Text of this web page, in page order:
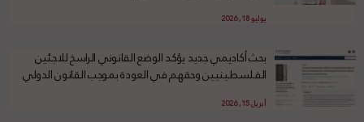
يوليو 18, 2026
بحث أكاديمي جديد يؤكد الوضع القانوني الراسخ للاجئين
الفلسطينيين وحقهم في العودة بموجب القانون الدولي
أبريل 15, 2026